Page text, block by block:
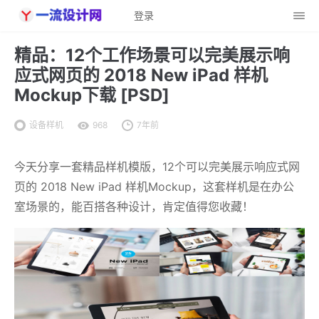
登录
精品：12个工作场景可以完美展示响
应式网页的 2018 New iPad 样机
Mockup下载 [PSD]
设备样机 968 7年前
今天分享一套精品样机模版，12个可以完美展示响应式网
页的 2018 New iPad 样机Mockup，这套样机是在办公
室场景的，能百搭各种设计，肯定值得您收藏！